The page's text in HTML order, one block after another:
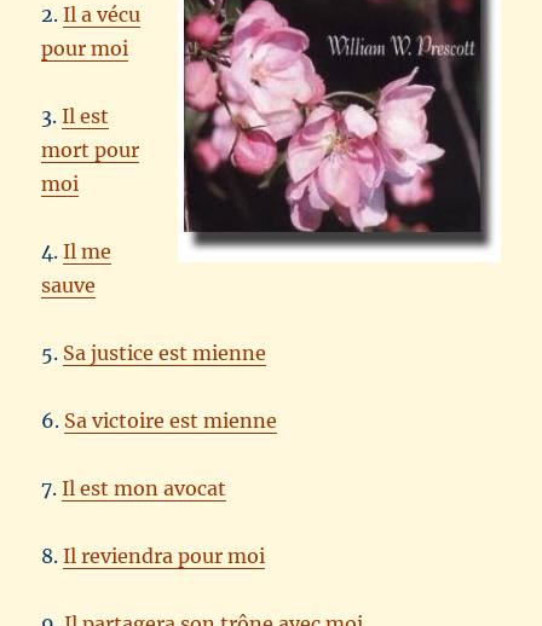
2.Il a vécu
pour moi
3.Il est
mort pour
moi
4.Il me
sauve
5. Sa justice est mienne
6. Sa victoire est mienne
7.Il est mon avocat
8.Il reviendra pour moi